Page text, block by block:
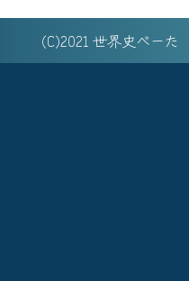
(C)2021 世界史べーた